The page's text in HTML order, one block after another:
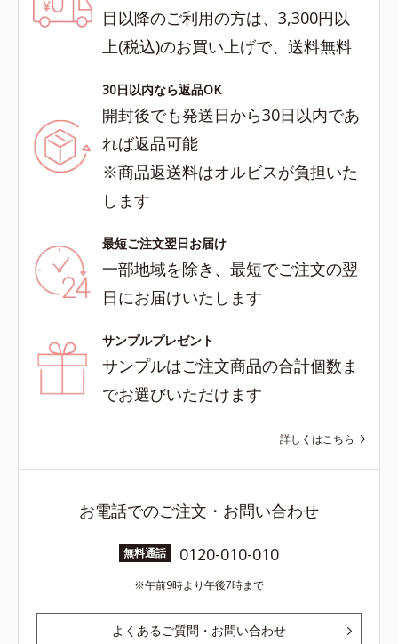
目以降のご利用の方は、3,300円以
上(税込)のお買い上げで、送料無料
30日以内なら返品OK
開封後でも発送日から30日以内であ
れば返品可能
※商品返送料はオルビスが負担いた
します
最短ご注文翌日お届け
一部地域を除き、最短でご注文の翌
日にお届けいたします
サンプルプレゼント
サンプルはご注文商品の合計個数ま
でお選びいただけます
詳しくはこちら
お電話でのご注文・お問い合わせ
無料通話 0120-010-010
午前9時より午後7時まで
よくあるご質問・お問い合わせ